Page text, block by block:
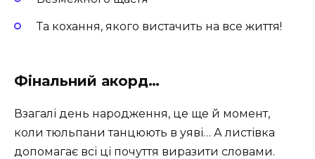
Та кохання, якого вистачить на все життя!
Фінальний акорд…
Взагалі день народження, це ще й момент,
коли тюльпани танцюють в уяві… А листівка
допомагає всі ці почуття виразити словами.